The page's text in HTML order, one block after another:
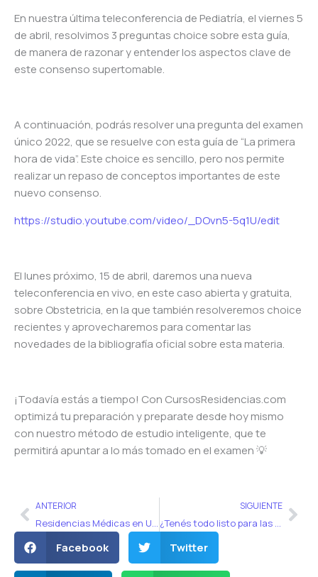
En nuestra última teleconferencia de Pediatría, el viernes 5
de abril, resolvimos 3 preguntas choice sobre esta guía,
de manera de razonar y entender los aspectos clave de
este consenso supertomable.
A continuación, podrás resolver una pregunta del examen
único 2022, que se resuelve con esta guía de “La primera
hora de vida”. Este choice es sencillo, pero nos permite
realizar un repaso de conceptos importantes de este
nuevo consenso.
https://studio.youtube.com/video/_DOvn5-5q1U/edit
El lunes próximo, 15 de abril, daremos una nueva
teleconferencia en vivo, en este caso abierta y gratuita,
sobre Obstetricia, en la que también resolveremos choice
recientes y aprovecharemos para comentar las
novedades de la bibliografía oficial sobre esta materia.
¡Todavía estás a tiempo! Con CursosResidencias.com
optimizá tu preparación y preparate desde hoy mismo
con nuestro método de estudio inteligente, que te
permitirá apuntar a lo más tomado en el examen 💡
AntANTERIOR
Residencias Médicas en Uruguay
SIGUIENTE
¿Tenés todo listo para las inscripciones al examen único de residencias?
Facebook Twitter